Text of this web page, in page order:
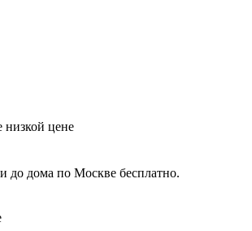
низкой цене
до дома по Москве бесплатно.